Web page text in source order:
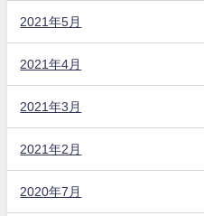
2021年5月
2021年4月
2021年3月
2021年2月
2020年7月